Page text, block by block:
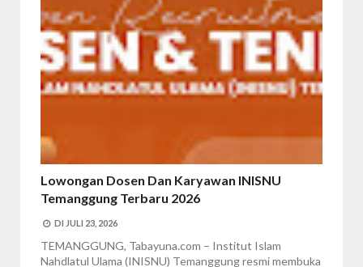
Lowongan Dosen Dan Karyawan INISNU
Temanggung Terbaru 2026
DI JULI 23, 2026
‎TEMANGGUNG, Tabayuna.com – Institut Islam
Nahdlatul Ulama (INISNU) Temanggung resmi membuka